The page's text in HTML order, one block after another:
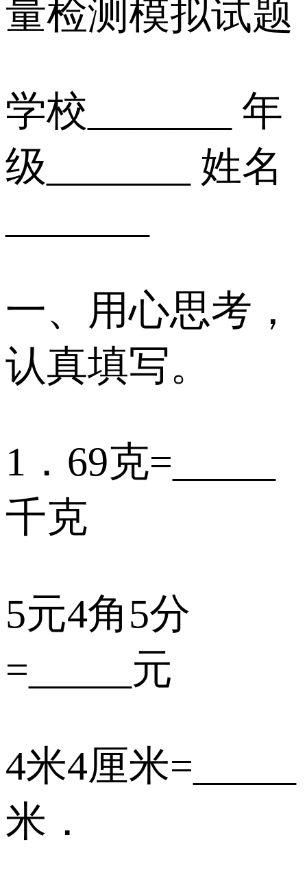
量检测模拟试题
学校_______ 年
级_______ 姓名
一、用心思考，
认真填写。
1．69克=_____
千克
5元4角5分
=_____元
4米4厘米=_____
米．